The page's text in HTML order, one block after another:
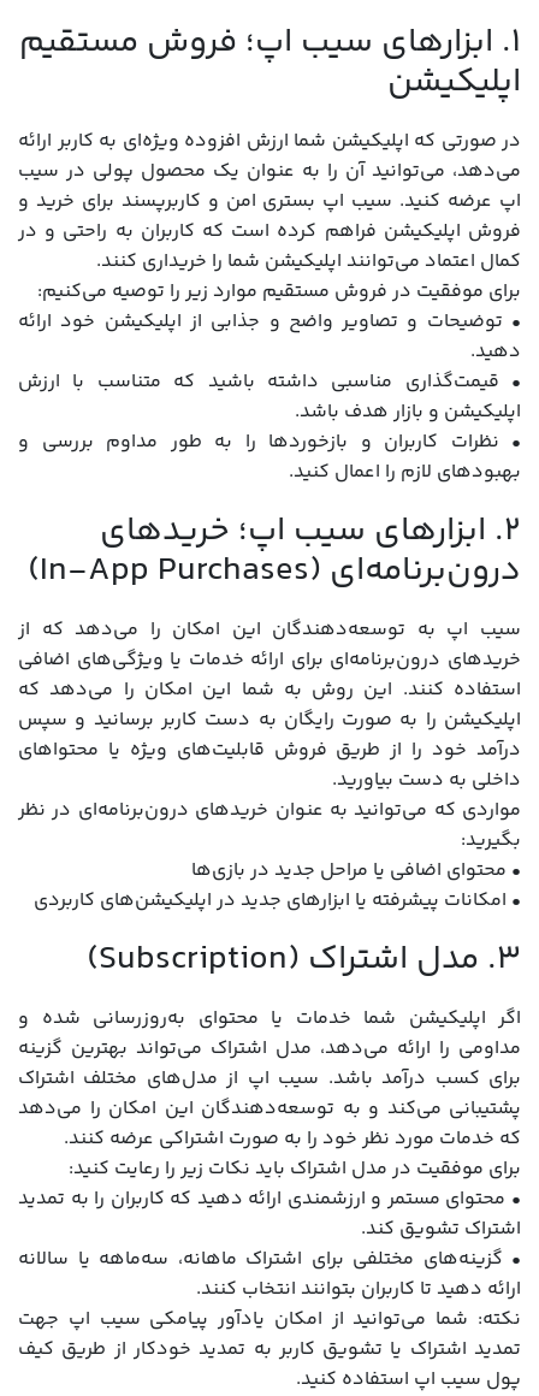
1. ابزارهای سیب اپ؛ فروش مستقیم
اپلیکیشن
در صورتی که اپلیکیشن شما ارزش افزوده ویژه‌ای به کاربر ارائه
می‌دهد، می‌توانید آن را به عنوان یک محصول پولی در سیب
اپ عرضه کنید. سیب اپ بستری امن و کاربرپسند برای خرید و
فروش اپلیکیشن فراهم کرده است که کاربران به راحتی و در
کمال اعتماد می‌توانند اپلیکیشن شما را خریداری کنند.
برای موفقیت در فروش مستقیم موارد زیر را توصیه می‌کنیم:
• توضیحات و تصاویر واضح و جذابی از اپلیکیشن خود ارائه
دهید.
• قیمت‌گذاری مناسبی داشته باشید که متناسب با ارزش
اپلیکیشن و بازار هدف باشد.
• نظرات کاربران و بازخوردها را به طور مداوم بررسی و
بهبودهای لازم را اعمال کنید.
2. ابزارهای سیب اپ؛ خریدهای
درون‌برنامه‌ای (In-App Purchases)
سیب اپ به توسعه‌دهندگان این امکان را می‌دهد که از
خریدهای درون‌برنامه‌ای برای ارائه خدمات یا ویژگی‌های اضافی
استفاده کنند. این روش به شما این امکان را می‌دهد که
اپلیکیشن را به صورت رایگان به دست کاربر برسانید و سپس
درآمد خود را از طریق فروش قابلیت‌های ویژه یا محتواهای
داخلی به دست بیاورید.
مواردی که می‌توانید به عنوان خریدهای درون‌برنامه‌ای در نظر
بگیرید:
• محتوای اضافی یا مراحل جدید در بازی‌ها
• امکانات پیشرفته یا ابزارهای جدید در اپلیکیشن‌های کاربردی
3. مدل اشتراک (Subscription)
اگر اپلیکیشن شما خدمات یا محتوای به‌روزرسانی شده و
مداومی را ارائه می‌دهد، مدل اشتراک می‌تواند بهترین گزینه
برای کسب درآمد باشد. سیب اپ از مدل‌های مختلف اشتراک
پشتیبانی می‌کند و به توسعه‌دهندگان این امکان را می‌دهد
که خدمات مورد نظر خود را به صورت اشتراکی عرضه کنند.
برای موفقیت در مدل اشتراک باید نکات زیر را رعایت کنید:
• محتوای مستمر و ارزشمندی ارائه دهید که کاربران را به تمدید
اشتراک تشویق کند.
• گزینه‌های مختلفی برای اشتراک ماهانه، سه‌ماهه یا سالانه
ارائه دهید تا کاربران بتوانند انتخاب کنند.
نکته: شما می‌توانید از امکان یادآور پیامکی سیب اپ جهت
تمدید اشتراک یا تشویق کاربر به تمدید خودکار از طریق کیف
پول سیب اپ استفاده کنید.